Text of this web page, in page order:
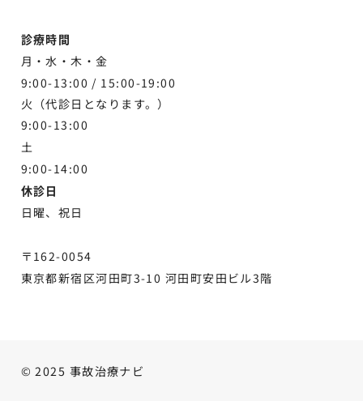
診療時間
月・水・木・金
9:00-13:00 / 15:00-19:00
火（代診日となります。）
9:00-13:00
土
9:00-14:00
休診日
日曜、祝日
〒162-0054
東京都新宿区河田町3-10 河田町安田ビル3階
© 2025 事故治療ナビ